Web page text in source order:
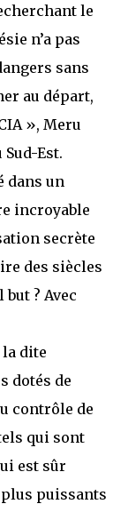
le
n’a pas
sans
au départ,
», Meru
Est.
dans un
incroyable
secrète
des siècles
? Avec
la dite
dotés de
contrôle de
qui sont
est sûr
plus puissants